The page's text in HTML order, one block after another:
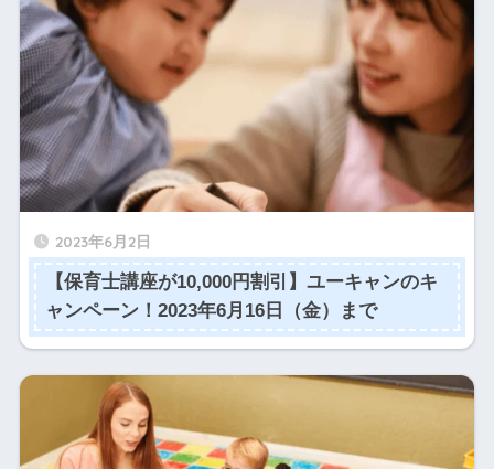
2023年6月2日
【保育士講座が10,000円割引】ユーキャンのキ
ャンペーン！2023年6月16日（金）まで